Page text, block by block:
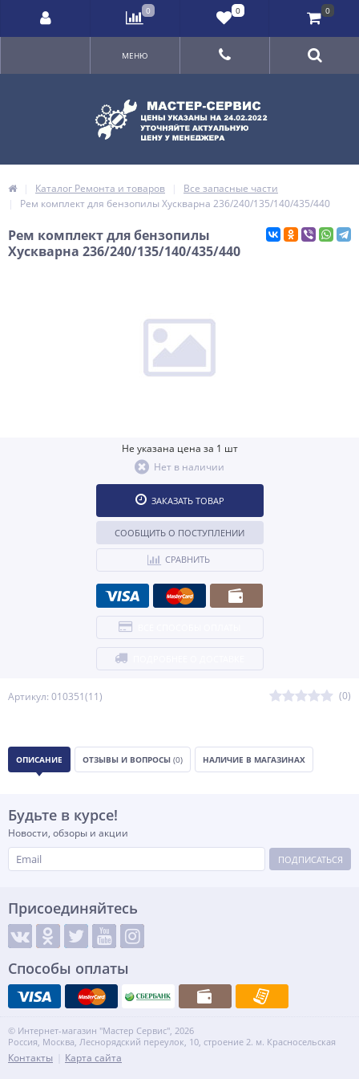
МЕНЮ
Каталог Ремонта и товаров
Все запасные части
Рем комплект для бензопилы Хускварна 236/240/135/140/435/440
Рем комплект для бензопилы
Хускварна 236/240/135/140/435/440
Артикул: 010351(11) (0)
Не указана цена за 1 шт
Нет в наличии
ЗАКАЗАТЬ ТОВАР
СООБЩИТЬ О ПОСТУПЛЕНИИ
СРАВНИТЬ
ОПИСАНИЕ ОТЗЫВЫ И ВОПРОСЫ (0) НАЛИЧИЕ В МАГАЗИНАХ
Будьте в курсе!
Новости, обзоры и акции
ПОДПИСАТЬСЯ
Присоединяйтесь
Способы оплаты
© Интернет-магазин "Мастер Сервис", 2026
Россия, Москва, Леснорядский переулок, 10, строение 2. м. Красносельская
Контакты Карта сайта
0 0 0